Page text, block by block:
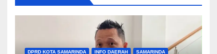
DPRD KOTA SAMARINDA INFO DAERAH SAMARINDA